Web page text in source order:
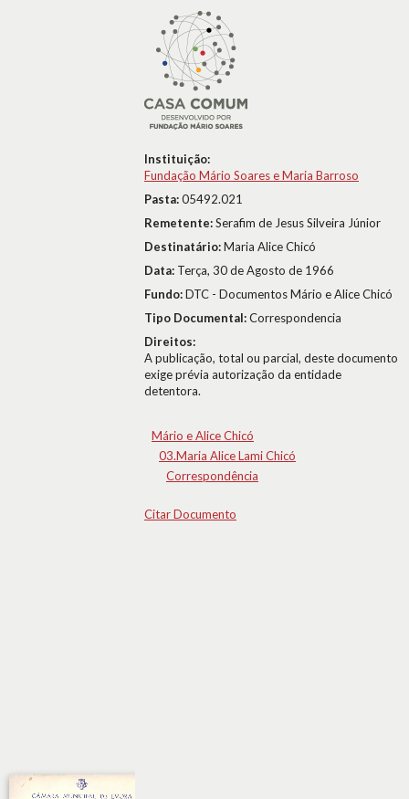
Instituição:
Fundação Mário Soares e Maria Barroso
Pasta:05492.021
Remetente:Serafim de Jesus Silveira Júnior
Destinatário:Maria Alice Chicó
Data: Terça, 30 de Agosto de 1966
Fundo:DTC - Documentos Mário e Alice Chicó
Tipo Documental:Correspondencia
Direitos:
A publicação, total ou parcial, deste documento
exige prévia autorização da entidade
detentora.
Mário e Alice Chicó
03.Maria Alice Lami Chicó
Correspondência
Citar Documento